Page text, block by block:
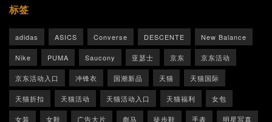
标签
adidas ASICS Converse DESCENTE New Balance
Nike PUMA Saucony 亚瑟士 京东 京东活动
京东活动入口 冲锋衣 国潮新品 天猫 天猫国际
天猫折扣 天猫活动 天猫活动入口 天猫福利 女包
女装 女鞋 广告大片 彪马 徒步鞋 手表 明星写真